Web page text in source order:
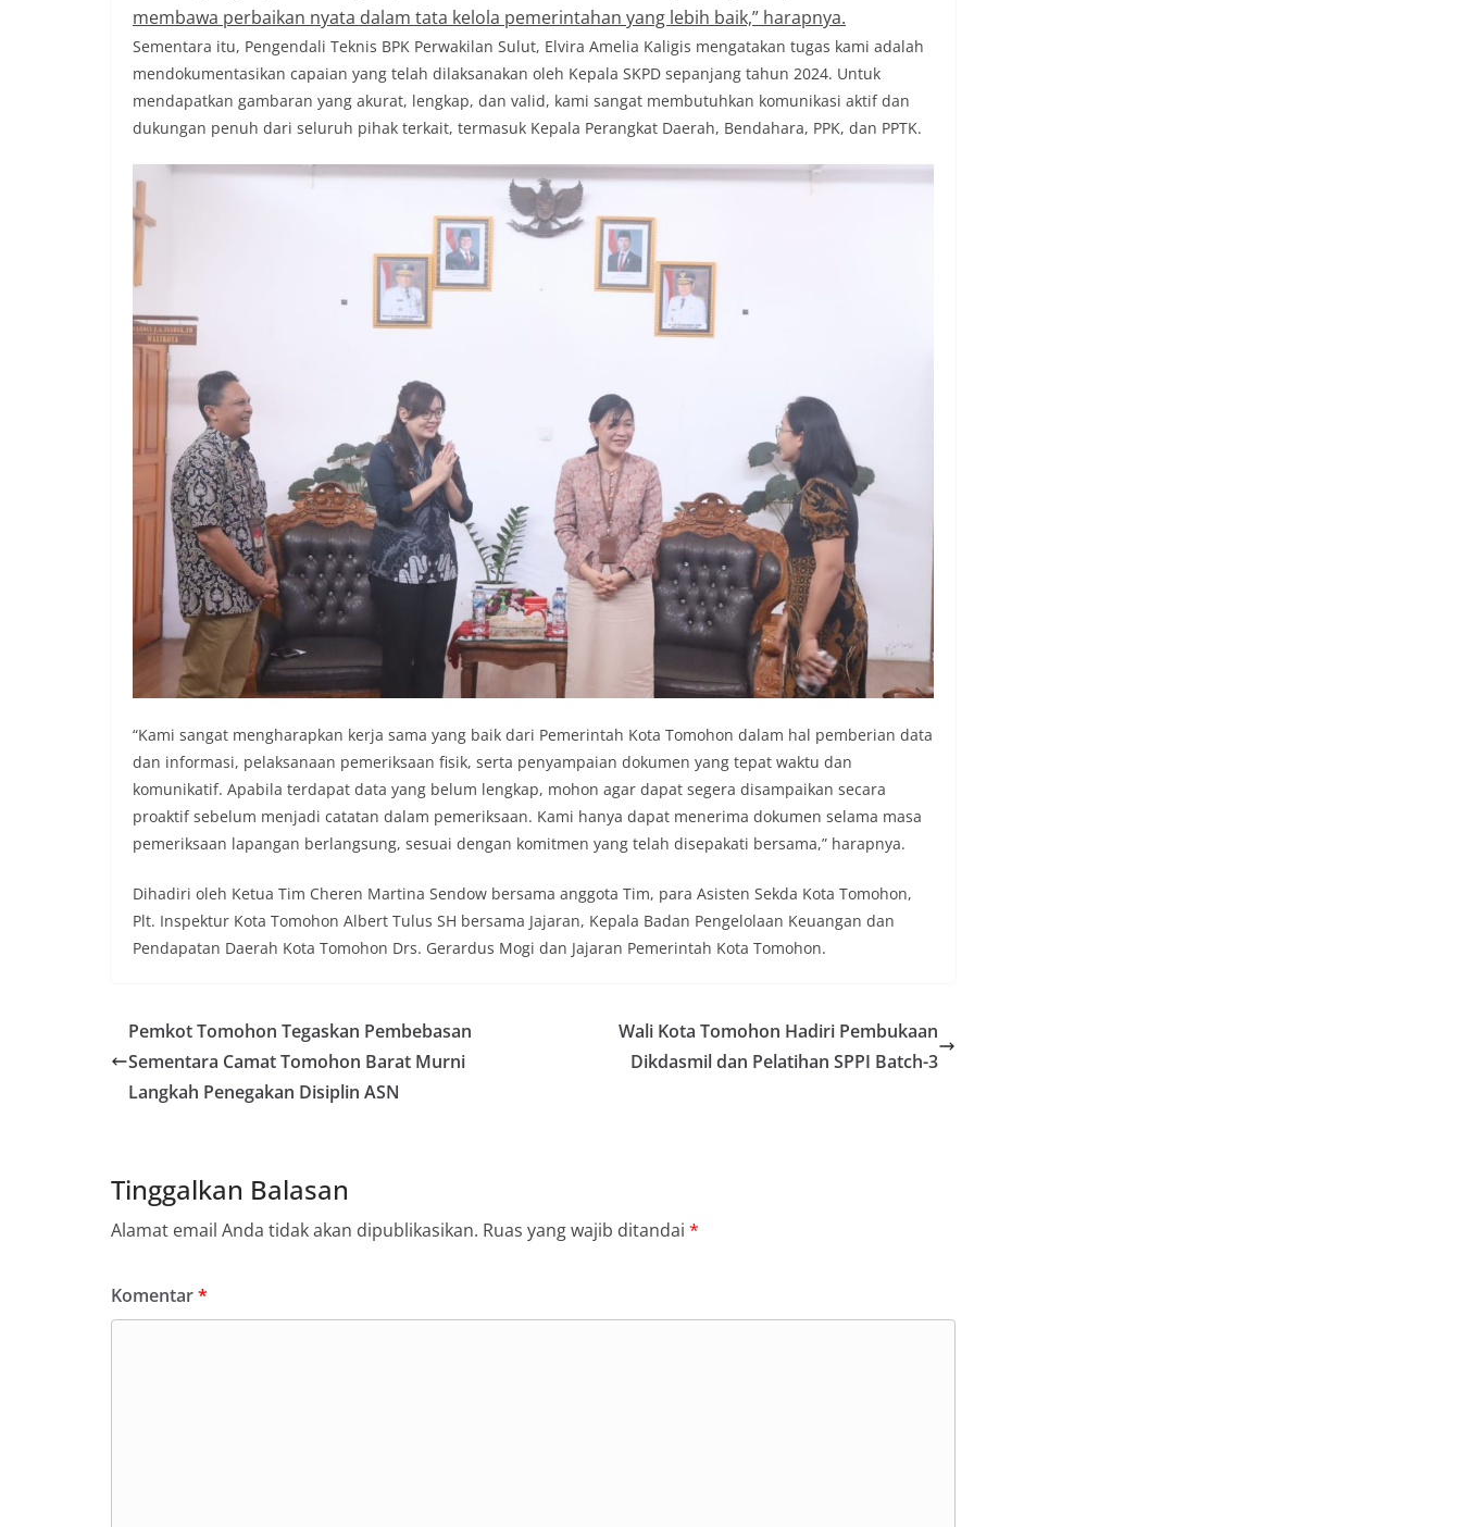
membawa perbaikan nyata dalam tata kelola pemerintahan yang lebih baik,” harapnya.
Sementara itu, Pengendali Teknis BPK Perwakilan Sulut, Elvira Amelia Kaligis mengatakan tugas kami adalah
mendokumentasikan capaian yang telah dilaksanakan oleh Kepala SKPD sepanjang tahun 2024. Untuk
mendapatkan gambaran yang akurat, lengkap, dan valid, kami sangat membutuhkan komunikasi aktif dan
dukungan penuh dari seluruh pihak terkait, termasuk Kepala Perangkat Daerah, Bendahara, PPK, dan PPTK.
“Kami sangat mengharapkan kerja sama yang baik dari Pemerintah Kota Tomohon dalam hal pemberian data
dan informasi, pelaksanaan pemeriksaan fisik, serta penyampaian dokumen yang tepat waktu dan
komunikatif. Apabila terdapat data yang belum lengkap, mohon agar dapat segera disampaikan secara
proaktif sebelum menjadi catatan dalam pemeriksaan. Kami hanya dapat menerima dokumen selama masa
pemeriksaan lapangan berlangsung, sesuai dengan komitmen yang telah disepakati bersama,” harapnya.
Dihadiri oleh Ketua Tim Cheren Martina Sendow bersama anggota Tim, para Asisten Sekda Kota Tomohon,
Plt. Inspektur Kota Tomohon Albert Tulus SH bersama Jajaran, Kepala Badan Pengelolaan Keuangan dan
Pendapatan Daerah Kota Tomohon Drs. Gerardus Mogi dan Jajaran Pemerintah Kota Tomohon.
Pemkot Tomohon Tegaskan Pembebasan
Sementara Camat Tomohon Barat Murni
Langkah Penegakan Disiplin ASN
Wali Kota Tomohon Hadiri Pembukaan
Dikdasmil dan Pelatihan SPPI Batch-3
Tinggalkan Balasan
Alamat email Anda tidak akan dipublikasikan. Ruas yang wajib ditandai *
Komentar*